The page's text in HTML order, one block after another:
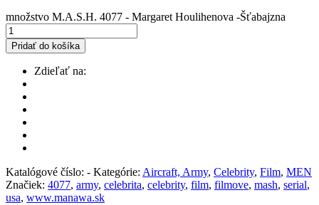
množstvo M.A.S.H. 4077 - Margaret Houlihenova -Šťabajzna
Pridať do košíka
Zdieľať na:
Katalógové číslo: - Kategórie: Aircraft, Army, Celebrity, Film, MEN
Značiek: 4077, army, celebrita, celebrity, film, filmove, mash, serial,
usa, www.manawa.sk